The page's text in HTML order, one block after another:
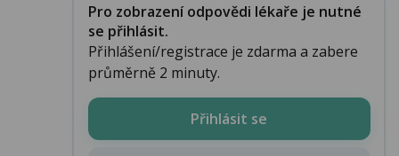
Pro zobrazení odpovědi lékaře je nutné
se přihlásit.
Přihlášení/registrace je zdarma a zabere
průměrně 2 minuty.
Přihlásit se